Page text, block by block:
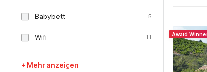
Babybett 5
Wifi 11
+ Mehr anzeigen
Award